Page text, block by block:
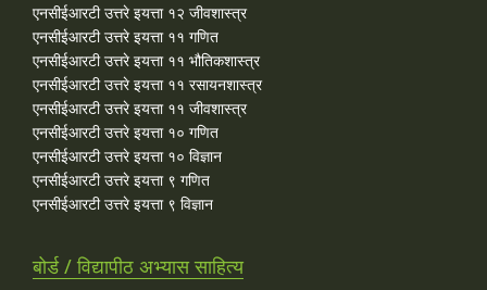
एनसीईआरटी उत्तरे इयत्ता १२ जीवशास्त्र
एनसीईआरटी उत्तरे इयत्ता ११ गणित
एनसीईआरटी उत्तरे इयत्ता ११ भौतिकशास्त्र
एनसीईआरटी उत्तरे इयत्ता ११ रसायनशास्त्र
एनसीईआरटी उत्तरे इयत्ता ११ जीवशास्त्र
एनसीईआरटी उत्तरे इयत्ता १० गणित
एनसीईआरटी उत्तरे इयत्ता १० विज्ञान
एनसीईआरटी उत्तरे इयत्ता ९ गणित
एनसीईआरटी उत्तरे इयत्ता ९ विज्ञान
बोर्ड / विद्यापीठ अभ्यास साहित्य